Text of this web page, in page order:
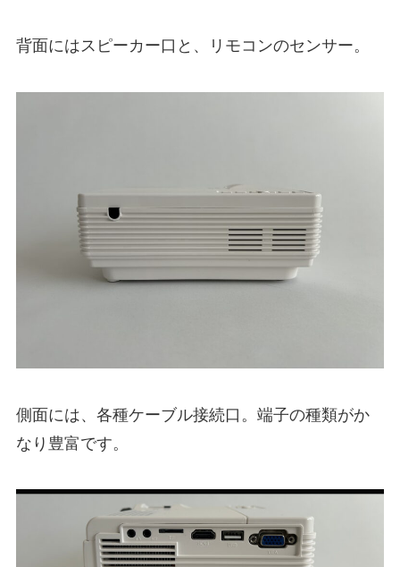
背面にはスピーカー口と、リモコンのセンサー。
側面には、各種ケーブル接続口。端子の種類がか
なり豊富です。